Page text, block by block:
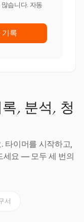
습니다. 자동
기록
, 분석, 청
타이머를 시작하고,
세요 — 모두 세 번의
서